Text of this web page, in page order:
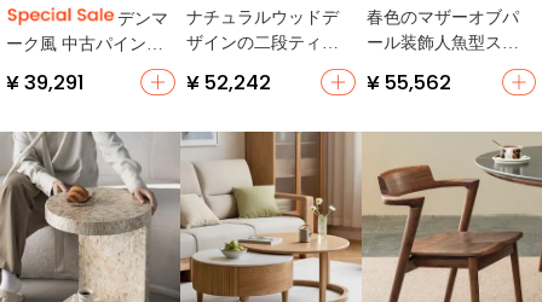
デンマ
ーク風 中古パイン材
サイドテーブル【ソ
ファ用・実木・リビ
¥ 39,291
ナチュラルウッドデ
ザインの二段ティー
ブル【シンプルモダ
ン・ゴム材脚・収納
¥ 52,242
春色のマザーオブパ
ール装飾人魚型スツ
ール【玄関・靴置き
用】
¥ 55,562